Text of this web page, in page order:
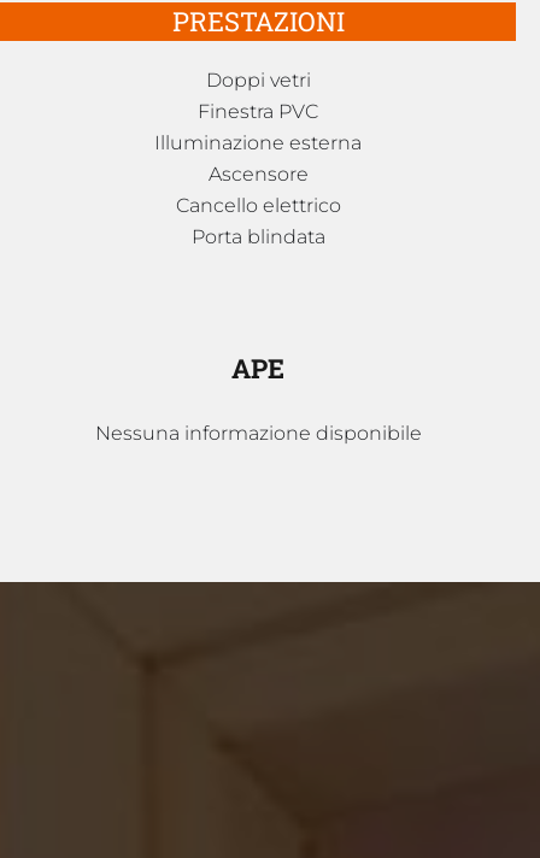
PRESTAZIONI
Doppi vetri
Finestra PVC
Illuminazione esterna
Ascensore
Cancello elettrico
Porta blindata
APE
Nessuna informazione disponibile